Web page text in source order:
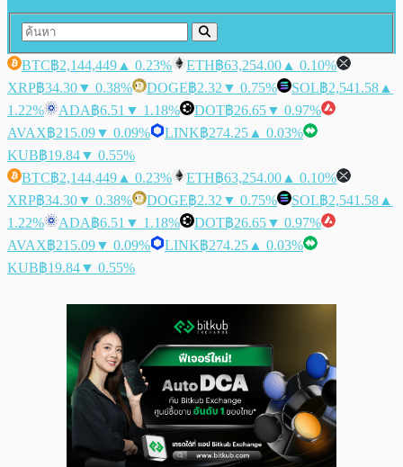
BTC฿2,144,449 ▲ 0.23% ETH฿63,254.00 ▲ 0.10%
XRP฿34.30▼ 0.38% DOGE฿2.32 ▼ 0.75% SOL฿2,541.58 ▲
1.22%
ADA฿6.51 ▼ 1.18% DOT฿26.65▼ 0.97%
AVAX฿215.09▼ 0.09% LINK฿274.25 ▲ 0.03%
KUB฿19.84▼ 0.55%
BTC฿2,144,449 ▲ 0.23% ETH฿63,254.00 ▲ 0.10%
XRP฿34.30▼ 0.38% DOGE฿2.32 ▼ 0.75% SOL฿2,541.58 ▲
1.22%
ADA฿6.51 ▼ 1.18% DOT฿26.65▼ 0.97%
AVAX฿215.09▼ 0.09% LINK฿274.25 ▲ 0.03%
KUB฿19.84▼ 0.55%